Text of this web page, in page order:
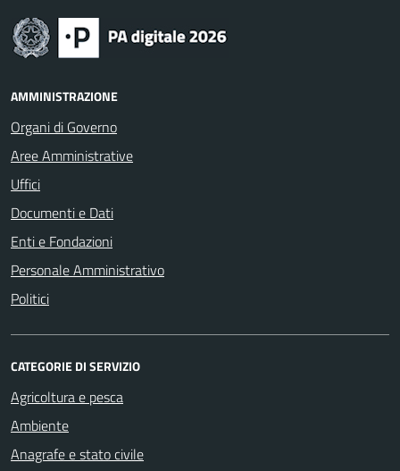
AMMINISTRAZIONE
Organi di Governo
Aree Amministrative
Uffici
Documenti e Dati
Enti e Fondazioni
Personale Amministrativo
Politici
CATEGORIE DI SERVIZIO
Agricoltura e pesca
Ambiente
Anagrafe e stato civile